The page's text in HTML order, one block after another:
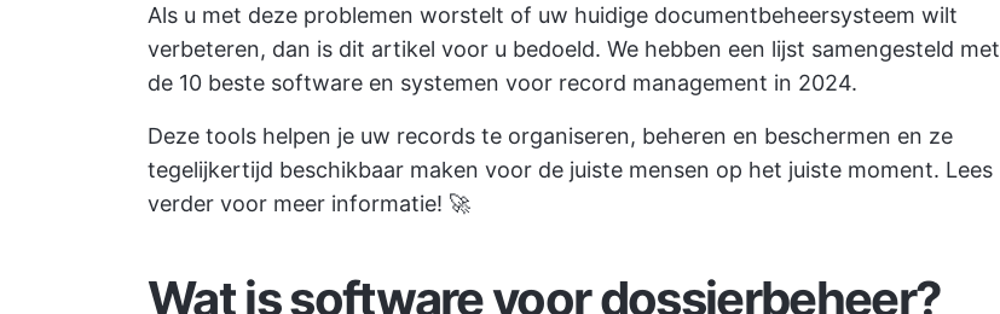
Als u met deze problemen worstelt of uw huidige documentbeheersysteem wilt
verbeteren, dan is dit artikel voor u bedoeld. We hebben een lijst samengesteld met
de 10 beste software en systemen voor record management in 2024.
Deze tools helpen je uw records te organiseren, beheren en beschermen en ze
tegelijkertijd beschikbaar maken voor de juiste mensen op het juiste moment. Lees
verder voor meer informatie! 🚀
Wat is software voor dossierbeheer?